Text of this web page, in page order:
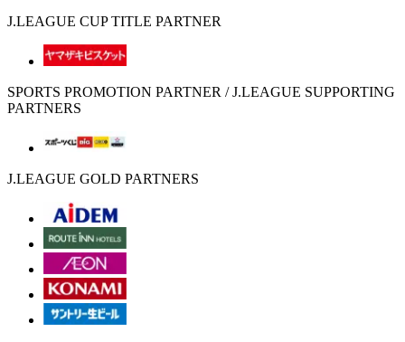
J.LEAGUE CUP TITLE PARTNER
SPORTS PROMOTION PARTNER / J.LEAGUE SUPPORTING
PARTNERS
J.LEAGUE GOLD PARTNERS